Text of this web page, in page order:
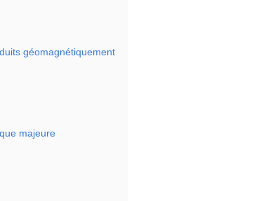
géomagnétiquement
majeure